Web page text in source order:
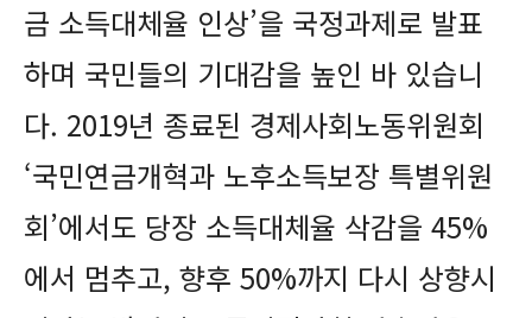
금 소득대체율 인상’을 국정과제로 발표
하며 국민들의 기대감을 높인 바 있습니
다. 2019년 종료된 경제사회노동위원회
‘국민연금개혁과 노후소득보장 특별위원
회’에서도 당장 소득대체율 삭감을 45%
에서 멈추고, 향후 50%까지 다시 상향시